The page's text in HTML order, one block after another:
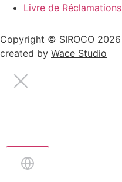
Livre de Réclamations
Copyright © SIROCO 2026
created by Wace Studio